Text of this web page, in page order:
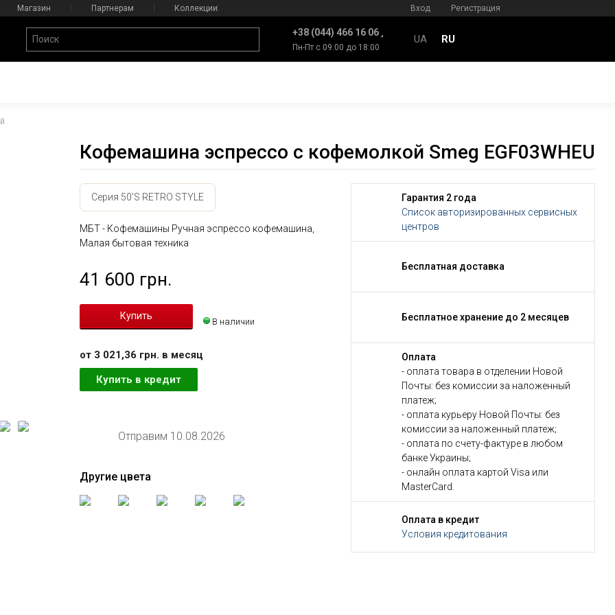
Магазин Партнерам Коллекции Вход Регистрация
+38 (044) 466 16 06
Пн-Пт с 09:00 до 18:00
UA RU
Кофемашина эспрессо с кофемолкой Smeg EGF03WHEU
Серия 50'S RETRO STYLE
МБТ - Кофемашины Ручная эспрессо кофемашина,
Малая бытовая техника
41 600 грн.
В наличии
от 3 021,36 грн. в месяц
Купить в кредит
Отправим 10.08.2026
Другие цвета
Гарантия 2 года
Список авторизированных сервисных
центров
Бесплатная доставка
Бесплатное хранение до 2 месяцев
Оплата
- оплата товара в отделении Новой
Почты: без комиссии за наложенный
платеж;
- оплата курьеру Новой Почты: без
комиссии за наложенный платеж;
- оплата по счету-фактуре в любом
банке Украины;
- онлайн оплата картой Visa или
MasterCard.
Оплата в кредит
Условия кредитования